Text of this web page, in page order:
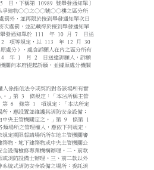
日，下稱第 10989 號舉發通知單〕
系爭建物○○之○○號○○樓之區分所
外，並再限於接到舉發通知單次日
處罰，並記載得於接到舉發通知單
舉發通知單於 111 年 10 月 7 日送
2 項等規定，以 113 年 12 月 30
處分），處含訴願人在內之區分所有
年 1 月 2 日送達訴願人，訴願
向本府提起訴願，並據原處分機關
係指依法令或契約對各該場所有實
」第 3 條規定：「本法所稱主管
6 條第 1 項規定：「本法所定
，應設置並維護其消防安全設備；
央主管機關定之。」第 9 條第 1
所之管理權人，應依下列規定，
定期限報請場所所在地主管機關審
、地下建築物或中央主管機關公
設備檢修專業機構辦理。二、前款
消防設備士辦理。三、前二款以外
統式消防安全設備之場所：委託消